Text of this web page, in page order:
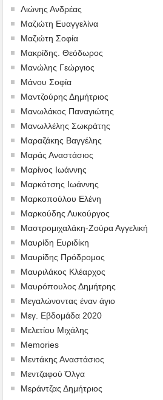
Λιώνης Ανδρέας
Μαζιώτη Ευαγγελίνα
Μαζιώτη Σοφία
Μακρίδης. Θεόδωρος
Μανώλης Γεώργιος
Μάνου Σοφία
Μαντζούρης Δημήτριος
Μανωλάκος Παναγιώτης
Μανωλλέλης Σωκράτης
Μαραζάκης Βαγγέλης
Μαράς Αναστάσιος
Μαρίνος Ιωάννης
Μαρκότσης Ιωάννης
Μαρκοπούλου Ελένη
Μαρκούδης Λυκούργος
Μαστρομιχαλάκη-Ζούρα Αγγελική
Μαυρίδη Ευριδίκη
Μαυρίδης Πρόδρομος
Μαυριλάκος Κλέαρχος
Μαυρόπουλος Δημήτρης
Μεγαλώνοντας έναν άγιο
Μεγ. Εβδομάδα 2020
Μελετίου Μιχάλης
Memories
Μεντάκης Αναστάσιος
Μεντζαφού Όλγα
Μεράντζας Δημήτριος